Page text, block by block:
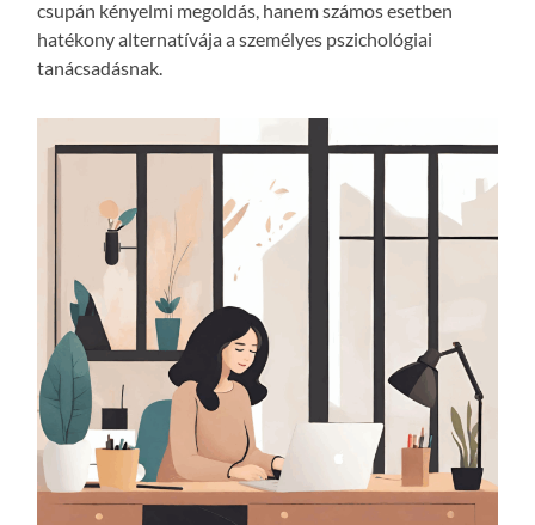
csupán kényelmi megoldás, hanem számos esetben
hatékony alternatívája a személyes pszichológiai
tanácsadásnak.